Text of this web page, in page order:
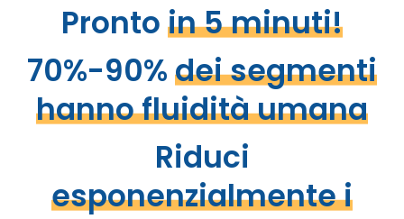
Prontoin 5 minuti!
70%-90%dei segmenti
hanno fluidità umana
Riduci
esponenzialmente i